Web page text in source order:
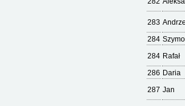
283
284
284 Rafał
286 Daria
287 Jan